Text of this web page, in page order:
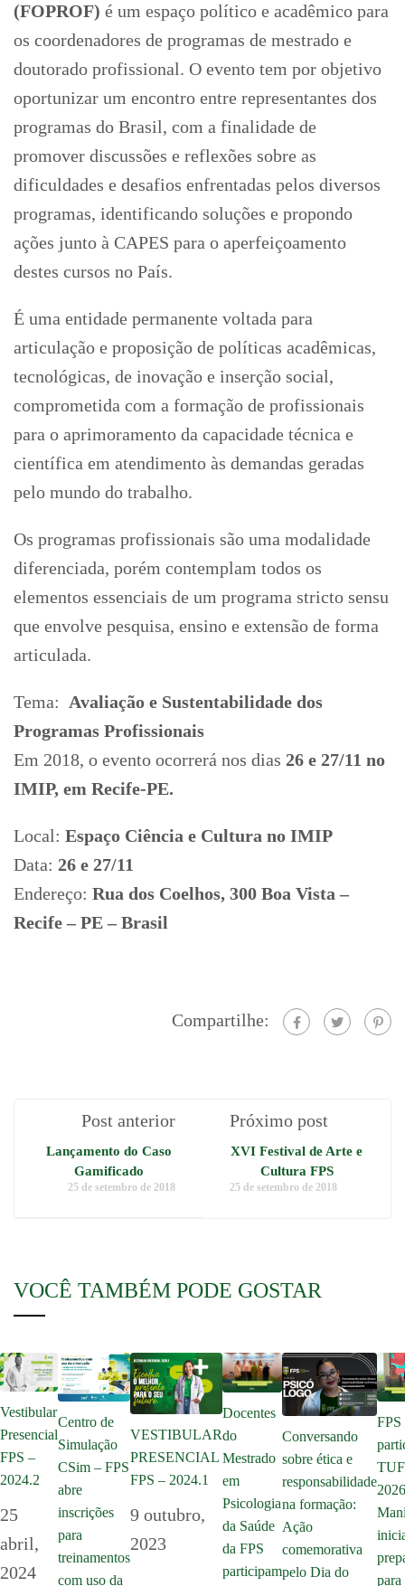
(FOPROF) é um espaço político e acadêmico para
os coordenadores de programas de mestrado e
doutorado profissional. O evento tem por objetivo
oportunizar um encontro entre representantes dos
programas do Brasil, com a finalidade de
promover discussões e reflexões sobre as
dificuldades e desafios enfrentadas pelos diversos
programas, identificando soluções e propondo
ações junto à CAPES para o aperfeiçoamento
destes cursos no País.
É uma entidade permanente voltada para
articulação e proposição de políticas acadêmicas,
tecnológicas, de inovação e inserção social,
comprometida com a formação de profissionais
para o aprimoramento da capacidade técnica e
científica em atendimento às demandas geradas
pelo mundo do trabalho.
Os programas profissionais são uma modalidade
diferenciada, porém contemplam todos os
elementos essenciais de um programa stricto sensu
que envolve pesquisa, ensino e extensão de forma
articulada.
Tema: Avaliação e Sustentabilidade dos
Programas Profissionais
Em 2018, o evento ocorrerá nos dias 26 e 27/11 no
IMIP, em Recife-PE.
Local: Espaço Ciência e Cultura no IMIP
Data: 26 e 27/11
Endereço: Rua dos Coelhos, 300 Boa Vista –
Recife – PE – Brasil
Compartilhe:
Post anterior
Lançamento do Caso
Gamificado
25 de setembro de 2018
Próximo post
XVI Festival de Arte e
Cultura FPS
25 de setembro de 2018
VOCÊ TAMBÉM PODE GOSTAR
Vestibular
Presencial
FPS –
2024.2
25
abril,
2024
Centro de
Simulação
CSim – FPS
abre
inscrições
para
treinamentos
com uso da
VESTIBULAR
PRESENCIAL
FPS – 2024.1
9 outubro,
2023
Docentes
do
Mestrado
em
Psicologia
da Saúde
da FPS
participam
Conversando
sobre ética e
responsabilidade
na formação:
Ação
comemorativa
pelo Dia do
FPS
para